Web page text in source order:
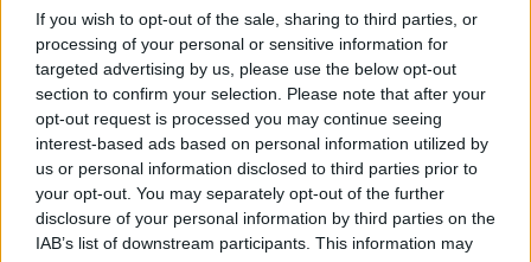
If you wish to opt-out of the sale, sharing to third parties, or
processing of your personal or sensitive information for
targeted advertising by us, please use the below opt-out
section to confirm your selection. Please note that after your
opt-out request is processed you may continue seeing
interest-based ads based on personal information utilized by
us or personal information disclosed to third parties prior to
your opt-out. You may separately opt-out of the further
disclosure of your personal information by third parties on the
IAB’s list of downstream participants. This information may
Treibstoff auf die Einfuhr von Kerosin angewiesen ist, das zu
etwa 75 Prozent aus dem Nahen Osten stammt”, berichtet
Reuters.
Zu den Plänen gehören auch eine engere Koordinierung des
Raffineriebetriebs und eine genauere Überwachung der
Treibstoffreserven.
Experten sagen, dass die kommenden Wochen entscheidend
sein werden. Wenn die Versorgungswege nicht
wiederhergestellt werden, könnte sich das, was derzeit ein
Kostenproblem ist, schnell zu einer echten
Treibstoffknappheit entwickeln, die den Flugverkehr in ganz